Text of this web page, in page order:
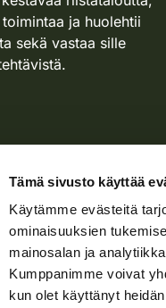
Tämä sivusto käyttää
Käytämme evästeitä
ominaisuuksien
mainosalan ja
Kumppanimme voivat
kun olet käyttänyt
ja huolehtii
sekä vastaa sille